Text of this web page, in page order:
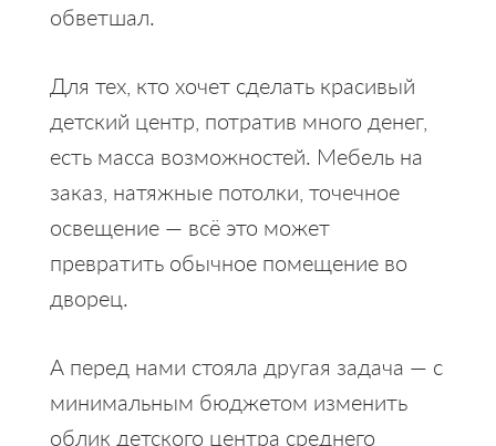
обветшал.
Для тех, кто хочет сделать красивый
детский центр, потратив много денег,
есть масса возможностей. Мебель на
заказ, натяжные потолки, точечное
освещение — всё это может
превратить обычное помещение во
дворец.
А перед нами стояла другая задача — с
минимальным бюджетом изменить
облик детского центра среднего